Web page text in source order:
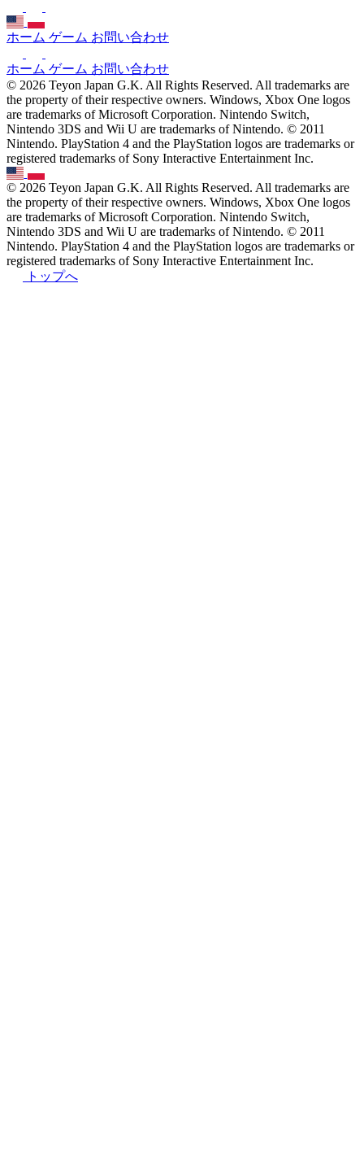
ホーム ゲーム お問い合わせ
ホーム ゲーム お問い合わせ
© 2026 Teyon Japan G.K. All Rights Reserved. All trademarks are
the property of their respective owners. Windows, Xbox One logos
are trademarks of Microsoft Corporation. Nintendo Switch,
Nintendo 3DS and Wii U are trademarks of Nintendo. © 2011
Nintendo. PlayStation 4 and the PlayStation logos are trademarks or
registered trademarks of Sony Interactive Entertainment Inc.
© 2026 Teyon Japan G.K. All Rights Reserved. All trademarks are
the property of their respective owners. Windows, Xbox One logos
are trademarks of Microsoft Corporation. Nintendo Switch,
Nintendo 3DS and Wii U are trademarks of Nintendo. © 2011
Nintendo. PlayStation 4 and the PlayStation logos are trademarks or
registered trademarks of Sony Interactive Entertainment Inc.
トップへ